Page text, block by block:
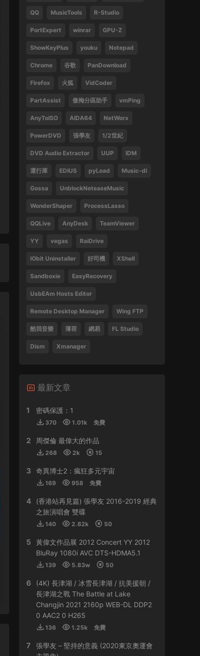
1
來源： 周傑倫 最偉大的作品
13829047375 • 2025-02-21
好
袁鳳瑛 天若有情
唱會香港站
13612396082 • 2024-09-27
感謝
來源： 林子祥&趙增熹 2013 絕對熹祥 演唱會 A
Tsang Hei 2013 Blu-ray 1080i AVC DTS-HD
470859 • 2024-09-03
感謝分享
來源： 瞬息全宇宙
laohusyf • 2024-05-30
喜歡聽張敬軒的歌
來源：
張敬軒 2018 Hinsideout 演唱會 Hins
Silicon • 2024-04-30
來源： (香港站&台北站) 張學友 經典之旅
HY0768 • 2024-03-13
來源：
容祖兒 Another Side Joey My Secret
Live 2023
509sdyfk • 2024-02-21
這個真是太貴了
來源： 容祖兒 Another Side Joey My Secret
Live 2023
HJGZS • 2024-02-06
好貴啊
來源： 容祖兒 Another Side Joey My Secret
Live 2023
io；
QQ MusicTools R-Studio
PortExpert winrar GPU-Z
ShowKeyPlus youku Notepad
Chrome 谷歌 PanDownload
Firefox 火狐 VidCoder
PartAssist 傲梅分區助手 vmPing
AnyToISO AIDA64 NetWorx
PowerDVD 張學友 1/2世紀
DVD Audio Extractor UUP IDM
運行庫 EDIUS pyLoad Music-dl
Gossa UnblockNeteaseMusic
WonderShaper ProcessLasso
QQLive AnyDesk TeamViewer
YY vegas RaiDrive
IObit Uninstaller 好司機 XShell
Sandboxie EasyRecovery
UsbEAm Hosts Editor
Remote Desktop Manager Wing FTP
酷我音樂 薄荷 網易 FL Studio
Dism Xmanager
最新文章
1 密碼保護：1
370 1.01k 免費
2 周傑倫 最偉大的作品
268 2k 15
3 奇異博士2：瘋狂多元宇宙
169 958 免費
4
(香港站再見篇) 張學友 2016-2019 經典
之旅演唱會 雙碟
140 2.82k 50
5
黃偉文作品展 2012 Concert YY 2012
BluRay 1080i AVC DTS-HDMA5.1
139 5.83w 50
6
(4K) 長津湖 / 冰雪長津湖 / 抗美援朝 /
長津湖之戰 The Battle at Lake
Changjin 2021 2160p WEB-DL DDP2
0 AAC2 0 H265
136 1.25k 免費
7
張學友 – 堅持的意義 (2020東京奧運會